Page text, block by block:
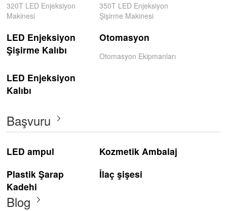
320T LED Enjeksiyon
Makinesi
350T LED Enjeksiyon
Şişirme Makinesi
LED Enjeksiyon
Şişirme Kalıbı
Otomasyon
Otomasyon Ekipmanları
LED Enjeksiyon
Kalıbı
Başvuru
LED ampul
Kozmetik Ambalaj
Plastik Şarap
Kadehi
İlaç şişesi
Blog